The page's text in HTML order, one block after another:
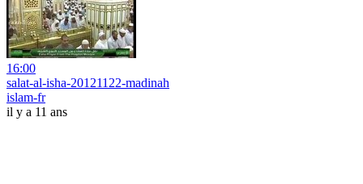
16:00
salat-al-isha-20121122-madinah
islam-fr
il y a 11 ans